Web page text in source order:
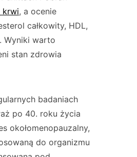
krwi, a ocenie
całkowity, HDL,
Wyniki warto
stan zdrowia
badaniach
po 40. roku życia
okołomenopauzalny,
do organizmu